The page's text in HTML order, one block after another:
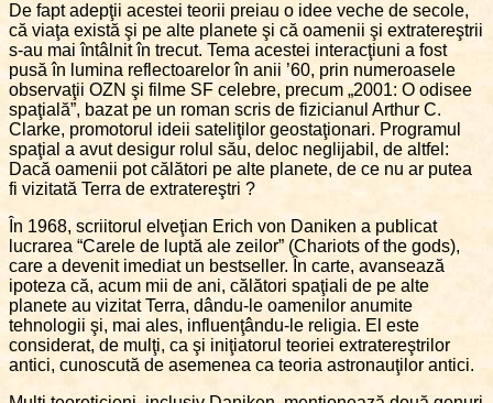
De fapt adepţii acestei teorii preiau o idee veche de secole,
că viaţa există şi pe alte planete şi că oamenii şi extratereştrii
s-au mai întâlnit în trecut. Tema acestei interacţiuni a fost
pusă în lumina reflectoarelor în anii ’60, prin numeroasele
observaţii OZN şi filme SF celebre, precum „2001: O odisee
spaţială”, bazat pe un roman scris de fizicianul Arthur C.
Clarke, promotorul ideii sateliţilor geostaţionari. Programul
spaţial a avut desigur rolul său, deloc neglijabil, de altfel:
Dacă oamenii pot călători pe alte planete, de ce nu ar putea
fi vizitată Terra de extratereştri ?
În 1968, scriitorul elveţian Erich von Daniken a publicat
lucrarea “Carele de luptă ale zeilor” (Chariots of the gods),
care a devenit imediat un bestseller. În carte, avansează
ipoteza că, acum mii de ani, călători spaţiali de pe alte
planete au vizitat Terra, dându-le oamenilor anumite
tehnologii şi, mai ales, influenţându-le religia. El este
considerat, de mulţi, ca şi iniţiatorul teoriei extratereştrilor
antici, cunoscută de asemenea ca teoria astronauţilor antici.